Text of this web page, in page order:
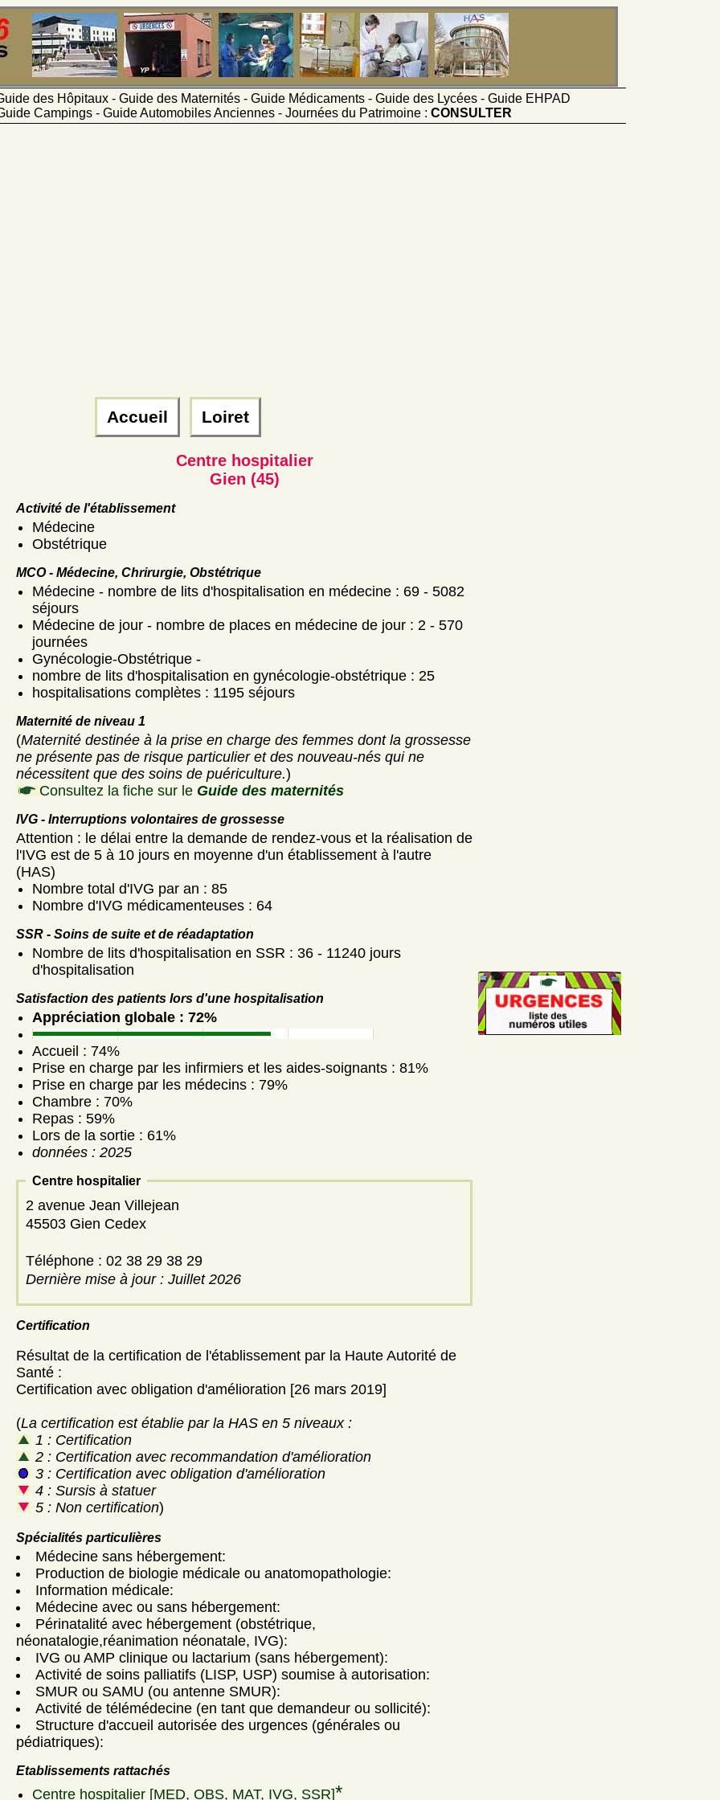
des Hôpitaux - Guide des Maternités - Guide Médicaments - Guide des Lycées - Guide EHPAD
Campings - Guide Automobiles Anciennes - Journées du Patrimoine : CONSULTER
Accueil Loiret
Centre hospitalier
Gien (45)
Activité de l'établissement
Médecine
Obstétrique
MCO - Médecine, Chrirurgie, Obstétrique
Médecine - nombre de lits d'hospitalisation en médecine : 69 - 5082
séjours
Médecine de jour - nombre de places en médecine de jour : 2 - 570
journées
Gynécologie-Obstétrique -
nombre de lits d'hospitalisation en gynécologie-obstétrique : 25
hospitalisations complètes : 1195 séjours
Maternité de niveau 1
(Maternité destinée à la prise en charge des femmes dont la grossesse
ne présente pas de risque particulier et des nouveau-nés qui ne
nécessitent que des soins de puériculture.)
Consultez la fiche sur le Guide des maternités
IVG - Interruptions volontaires de grossesse
Attention : le délai entre la demande de rendez-vous et la réalisation de
l'IVG est de 5 à 10 jours en moyenne d'un établissement à l'autre
(HAS)
Nombre total d'IVG par an : 85
Nombre d'IVG médicamenteuses : 64
SSR - Soins de suite et de réadaptation
Nombre de lits d'hospitalisation en SSR : 36 - 11240 jours
d'hospitalisation
Satisfaction des patients lors d'une hospitalisation
Appréciation globale : 72%
Accueil : 74%
Prise en charge par les infirmiers et les aides-soignants : 81%
Prise en charge par les médecins : 79%
Chambre : 70%
Repas : 59%
Lors de la sortie : 61%
données : 2025
Centre hospitalier
2 avenue Jean Villejean
45503 Gien Cedex
Téléphone : 02 38 29 38 29
Dernière mise à jour : Juillet 2026
Certification
Résultat de la certification de l'établissement par la Haute Autorité de
Santé :
Certification avec obligation d'amélioration [26 mars 2019]
(La certification est établie par la HAS en 5 niveaux :
1 : Certification
2 : Certification avec recommandation d'amélioration
3 : Certification avec obligation d'amélioration
4 : Sursis à statuer
5 : Non certification)
Spécialités particulières
Médecine sans hébergement:
Production de biologie médicale ou anatomopathologie:
Information médicale:
Médecine avec ou sans hébergement:
Périnatalité avec hébergement (obstétrique,
néonatalogie,réanimation néonatale, IVG):
IVG ou AMP clinique ou lactarium (sans hébergement):
Activité de soins palliatifs (LISP, USP) soumise à autorisation:
SMUR ou SAMU (ou antenne SMUR):
Activité de télémédecine (en tant que demandeur ou sollicité):
Structure d'accueil autorisée des urgences (générales ou
pédiatriques):
Etablissements rattachés
Centre hospitalier [MED, OBS, MAT, IVG, SSR]*